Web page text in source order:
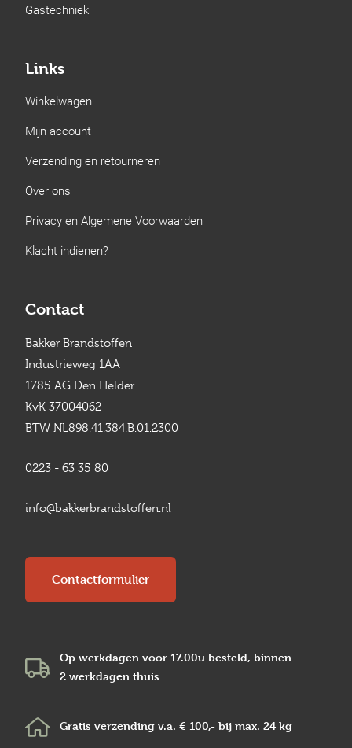
Gastechniek
Links
Winkelwagen
Mijn account
Verzending en retourneren
Over ons
Privacy en Algemene Voorwaarden
Klacht indienen?
Contact
Bakker Brandstoffen
Industrieweg 1AA
1785 AG Den Helder
KvK 37004062
BTW NL898.41.384.B.01.2300
0223 - 63 35 80
info@bakkerbrandstoffen.nl
Contactformulier
Op werkdagen voor 17.00u besteld, binnen
2 werkdagen thuis
Gratis verzending v.a. € 100,- bij max. 24 kg